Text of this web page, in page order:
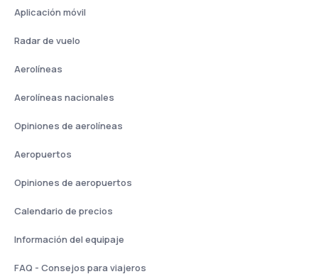
Aplicación móvil
Radar de vuelo
Aerolíneas
Aerolíneas nacionales
Opiniones de aerolíneas
Aeropuertos
Opiniones de aeropuertos
Calendario de precios
Información del equipaje
FAQ - Consejos para viajeros